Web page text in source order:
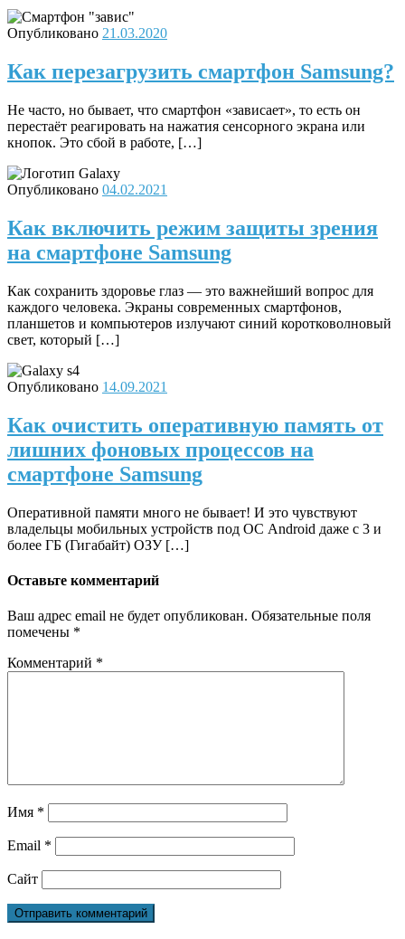
Опубликовано 21.03.2020
Как перезагрузить смартфон Samsung?
Не часто, но бывает, что смартфон «зависает», то есть он
перестаёт реагировать на нажатия сенсорного экрана или
кнопок. Это сбой в работе, […]
Опубликовано 04.02.2021
Как включить режим защиты зрения
на смартфоне Samsung
Как сохранить здоровье глаз — это важнейший вопрос для
каждого человека. Экраны современных смартфонов,
планшетов и компьютеров излучают синий коротковолновый
свет, который […]
Опубликовано 14.09.2021
Как очистить оперативную память от
лишних фоновых процессов на
смартфоне Samsung
Оперативной памяти много не бывает! И это чувствуют
владельцы мобильных устройств под ОС Android даже с 3 и
более ГБ (Гигабайт) ОЗУ […]
Оставьте комментарий
Ваш адрес email не будет опубликован. Обязательные поля
помечены *
Комментарий *
Имя *
Email *
Сайт